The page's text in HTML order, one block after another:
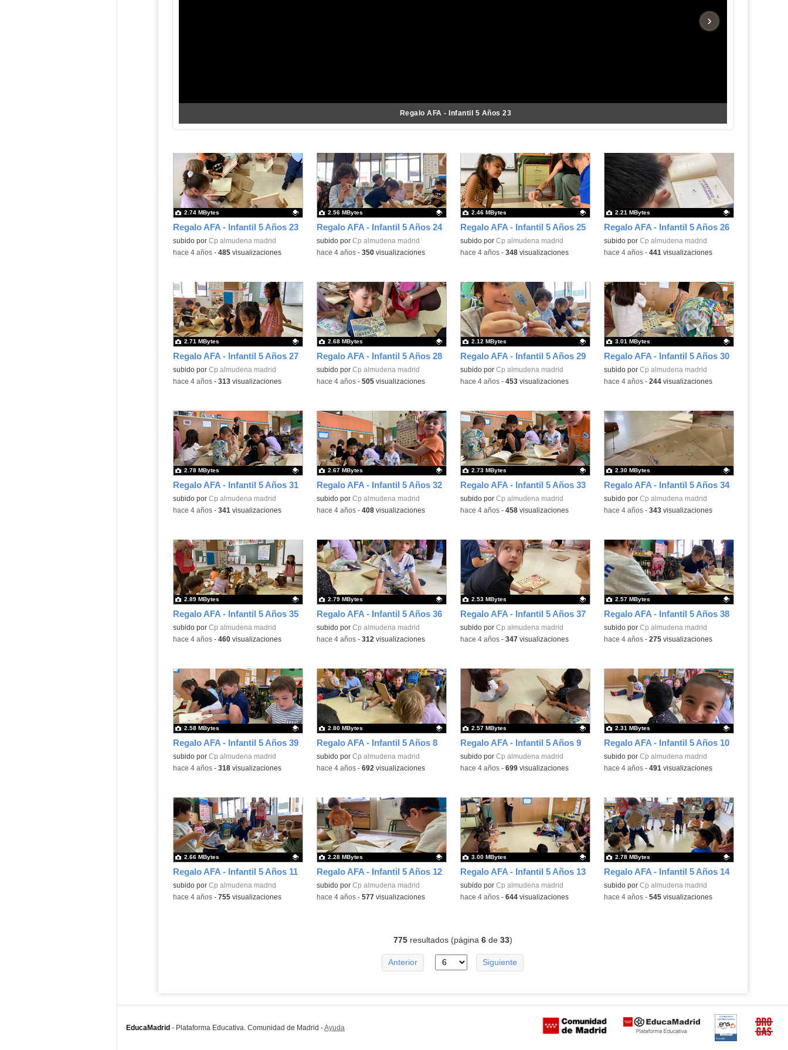
Regalo AFA - Infantil 5 Años 23
›
Regalo AFA - Infantil 5 Años 23
Contenido educativo.
subido por Cp almudena madrid
2.74 MBytes
-hace 4 años- 485visualizaciones
Regalo AFA - Infantil 5 Años 24
Contenido educativo.
subido por Cp almudena madrid
2.56 MBytes
-hace 4 años- 350visualizaciones
Regalo AFA - Infantil 5 Años 25
Contenido educativo.
subido por Cp almudena madrid
2.46 MBytes
-hace 4 años- 348visualizaciones
Regalo AFA - Infantil 5 Años 26
Contenido educativo.
subido por Cp almudena madrid
2.21 MBytes
-hace 4 años- 441 visualizaciones
Regalo AFA - Infantil 5 Años 27
Contenido educativo.
subido por Cp almudena madrid
2.71 MBytes
-hace 4 años- 313visualizaciones
Regalo AFA - Infantil 5 Años 28
Contenido educativo.
subido por Cp almudena madrid
2.68 MBytes
-hace 4 años- 505visualizaciones
Regalo AFA - Infantil 5 Años 29
Contenido educativo.
subido por Cp almudena madrid
2.12 MBytes
-hace 4 años- 453visualizaciones
Regalo AFA - Infantil 5 Años 30
Contenido educativo.
subido por Cp almudena madrid
3.01 MBytes
-hace 4 años- 244visualizaciones
Regalo AFA - Infantil 5 Años 31
Contenido educativo.
subido por Cp almudena madrid
2.78 MBytes
-hace 4 años- 341 visualizaciones
Regalo AFA - Infantil 5 Años 32
Contenido educativo.
subido por Cp almudena madrid
2.67 MBytes
-hace 4 años- 408visualizaciones
Regalo AFA - Infantil 5 Años 33
Contenido educativo.
subido por Cp almudena madrid
2.73 MBytes
-hace 4 años- 458visualizaciones
Regalo AFA - Infantil 5 Años 34
Contenido educativo.
subido por Cp almudena madrid
2.30 MBytes
-hace 4 años- 343visualizaciones
Regalo AFA - Infantil 5 Años 35
Contenido educativo.
subido por Cp almudena madrid
2.89 MBytes
-hace 4 años- 460visualizaciones
Regalo AFA - Infantil 5 Años 36
Contenido educativo.
subido por Cp almudena madrid
2.79 MBytes
-hace 4 años- 312 visualizaciones
Regalo AFA - Infantil 5 Años 37
Contenido educativo.
subido por Cp almudena madrid
2.53 MBytes
-hace 4 años- 347visualizaciones
Regalo AFA - Infantil 5 Años 38
Contenido educativo.
subido por Cp almudena madrid
2.57 MBytes
-hace 4 años- 275visualizaciones
Regalo AFA - Infantil 5 Años 39
Contenido educativo.
subido por Cp almudena madrid
2.58 MBytes
-hace 4 años- 318visualizaciones
Regalo AFA - Infantil 5 Años 8
Contenido educativo.
subido por Cp almudena madrid
2.80 MBytes
-hace 4 años- 692 visualizaciones
Regalo AFA - Infantil 5 Años 9
Contenido educativo.
subido por Cp almudena madrid
2.57 MBytes
-hace 4 años- 699visualizaciones
Regalo AFA - Infantil 5 Años 10
Contenido educativo.
subido por Cp almudena madrid
2.31 MBytes
-hace 4 años- 491 visualizaciones
Regalo AFA - Infantil 5 Años 11
Contenido educativo.
subido por Cp almudena madrid
2.66 MBytes
-hace 4 años- 755visualizaciones
Regalo AFA - Infantil 5 Años 12
Contenido educativo.
subido por Cp almudena madrid
2.28 MBytes
-hace 4 años- 577visualizaciones
Regalo AFA - Infantil 5 Años 13
Contenido educativo.
subido por Cp almudena madrid
3.00 MBytes
-hace 4 años- 644visualizaciones
Regalo AFA - Infantil 5 Años 14
Contenido educativo.
subido por Cp almudena madrid
2.78 MBytes
-hace 4 años- 545visualizaciones
775resultados (página 6de 33)
Anterior Siguiente
EducaMadrid - Plataforma Educativa. Comunidad de Madrid -Ayuda Certificación Buzón